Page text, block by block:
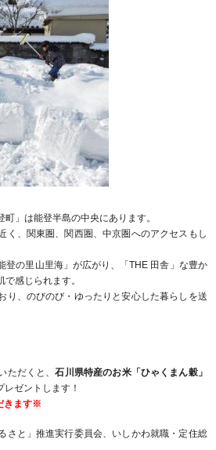
町」は能登半島の中央にあります。
く、関東圏、関西圏、中京圏へのアクセスもし
登の里山里海」が広がり、「THE 田舎」な豊か
感じられます。
り、のびのび・ゆったりと安心した暮らしを送
ただくと、石川県特産のお米「ひゃくまん穀」
レゼントします！
きます※
さと」推進実行委員会、いしかわ就職・定住総